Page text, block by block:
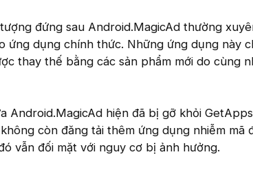
đứng sau Android.MagicAd thường
ứng dụng chính thức. Những ứng dụng này
thay thế bằng các sản phẩm mới do cùng
Android.MagicAd hiện đã bị gỡ khỏi
còn đăng tải thêm ứng dụng nhiễm mã
vẫn đối mặt với nguy cơ bị ảnh hưởng.